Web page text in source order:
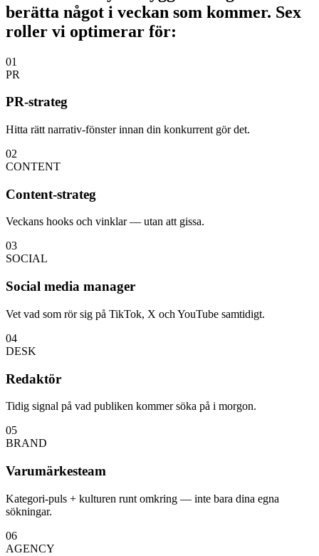
berätta något i veckan som kommer. Sex
roller vi optimerar för:
01
PR
PR-strateg
Hitta rätt narrativ-fönster innan din konkurrent gör det.
02
CONTENT
Content-strateg
Veckans hooks och vinklar — utan att gissa.
03
SOCIAL
Social media manager
Vet vad som rör sig på TikTok, X och YouTube samtidigt.
04
DESK
Redaktör
Tidig signal på vad publiken kommer söka på i morgon.
05
BRAND
Varumärkesteam
Kategori-puls + kulturen runt omkring — inte bara dina egna
sökningar.
06
AGENCY